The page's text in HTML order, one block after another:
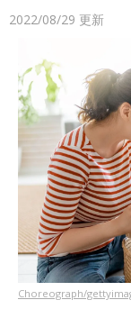
2022/08/29 更新
Choreograph/